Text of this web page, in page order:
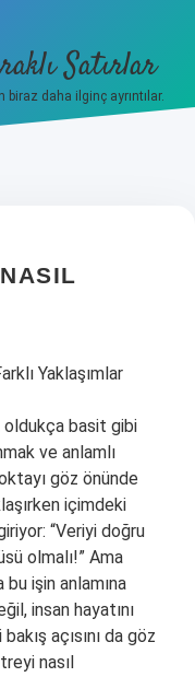
Satırlar
biraz daha ilginç ayrıntılar.
Yaklaşımlar
oldukça basit gibi
ve anlamlı
göz önünde
içimdeki
“Veriyi doğru
olmalı!” Ama
işin anlamına
insan hayatını
açısını da göz
nasıl